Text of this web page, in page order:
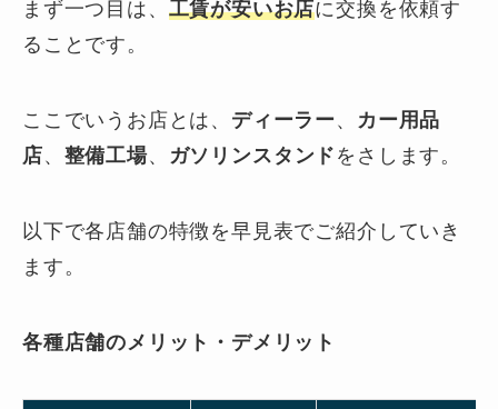
まず一つ目は、 工賃が安いお店に交換を依頼す
ることです。
ここでいうお店とは、 ディーラー 、
カー用品
店、 整備工場、 ガソリンスタンド をさします。
以下で各店舗の特徴を早見表でご紹介していき
ます。
各種店舗のメリット・デメリット